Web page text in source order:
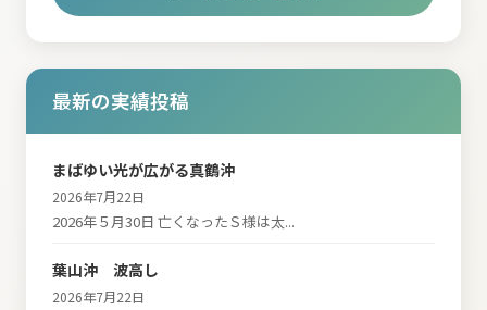
最新の実績投稿
まばゆい光が広がる真鶴沖
2026年7月22日
2026年５月30日 亡くなったＳ様は太...
葉山沖 波高し
2026年7月22日